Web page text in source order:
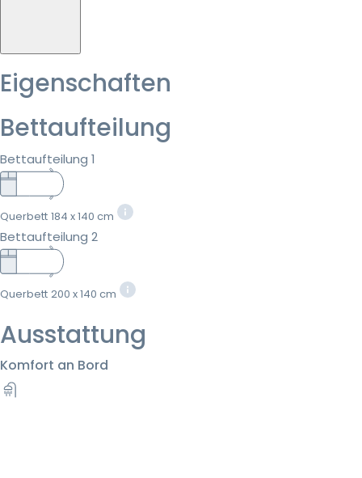
Eigenschaften
Bettaufteilung
Bettaufteilung 1
Querbett 184 x 140 cm
Bettaufteilung 2
Querbett 200 x 140 cm
Ausstattung
Komfort an Bord